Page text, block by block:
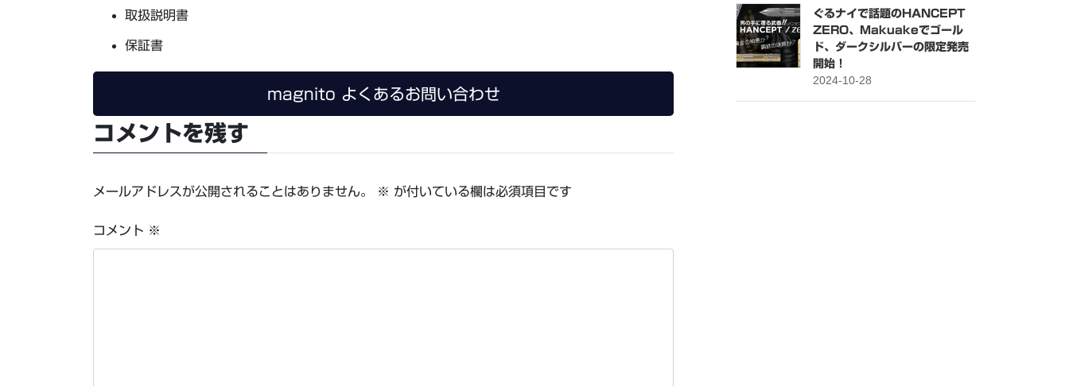
取扱説明書
保証書
magnito よくあるお問い合わせ
コメントを残す
メールアドレスが公開されることはありません。 ※ が付いている欄は必須項目です
コメント ※
ぐるナイで話題のHANCEPT
ZERO、Makuakeでゴール
ド、ダークシルバーの限定発売
開始！
2024-10-28